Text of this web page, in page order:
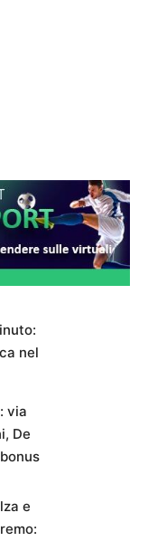
nel
via
De
e